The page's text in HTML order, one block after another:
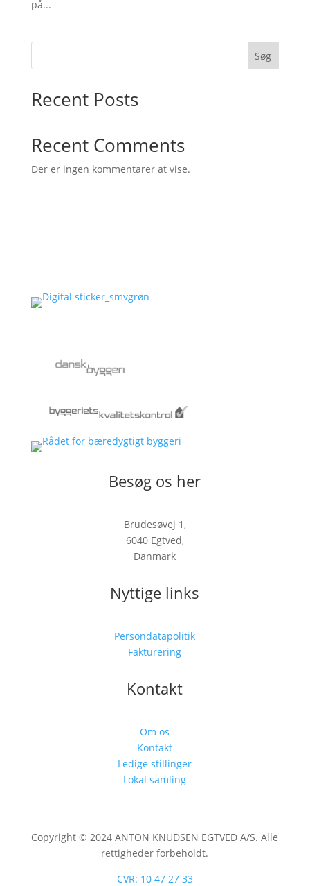
på...
Søg
Recent Posts
Recent Comments
Der er ingen kommentarer at vise.
Besøg os her
Brudesøvej 1,
6040 Egtved,
Danmark
Nyttige links
Persondatapolitik
Fakturering
Kontakt
Om os
Kontakt
Ledige stillinger
Lokal samling
Copyright © 2024 ANTON KNUDSEN EGTVED A/S. Alle
rettigheder forbeholdt.
CVR: 10 47 27 33